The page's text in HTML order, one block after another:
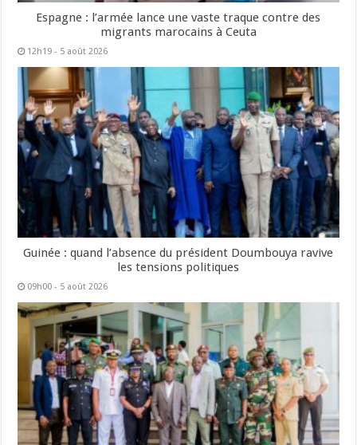
Espagne : l’armée lance une vaste traque contre des
migrants marocains à Ceuta
12h19 - 5 août 2026
Guinée : quand l’absence du président Doumbouya ravive
les tensions politiques
09h00 - 5 août 2026